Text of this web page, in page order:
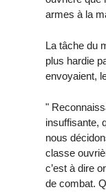
armes à la
La tâche du
plus hardie
envoyaient,
"
insuffisante,
nous
classe
c’est à dire
de combat.